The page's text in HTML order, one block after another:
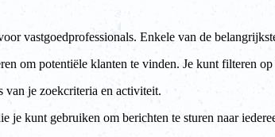
vastgoedprofessionals. Enkele van de
om potentiële klanten te vinden. Je kunt filteren
van je zoekcriteria en activiteit.
kunt gebruiken om berichten te sturen naar